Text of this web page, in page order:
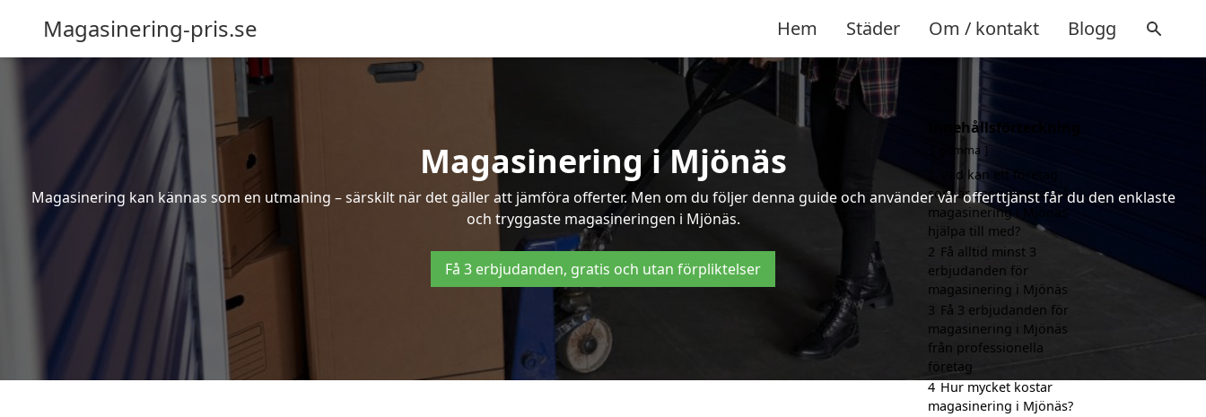
Magasinering-pris.se Hem Städer Om / kontakt Blogg
Magasinering i Mjönäs
Magasinering kan kännas som en utmaning – särskilt när det gäller att jämföra offerter. Men om du följer denna guide och använder vår offerttjänst får du den enklaste
och tryggaste magasineringen i Mjönäs.
Få 3 erbjudanden, gratis och utan förpliktelser
Innehållsförteckning
gömma
Vad kan ett företag
som är specialiserat på
magasinering i Mjönäs
hjälpa till med?
2 Få alltid minst 3
erbjudanden för
magasinering i Mjönäs
3 Få 3 erbjudanden för
magasinering i Mjönäs
från professionella
företag
4 Hur mycket kostar
magasinering i Mjönäs?